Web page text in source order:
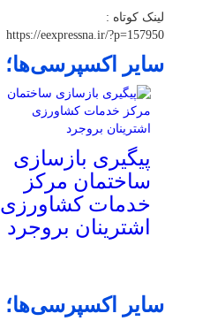
لینک کوتاه :
https://eexpressna.ir/?p=157950
سایر اکسپرسی‌ها؛
پیگیری بازسازی
ساختمان مرکز
خدمات کشاورزی
اشترینان بروجرد
سایر اکسپرسی‌ها؛